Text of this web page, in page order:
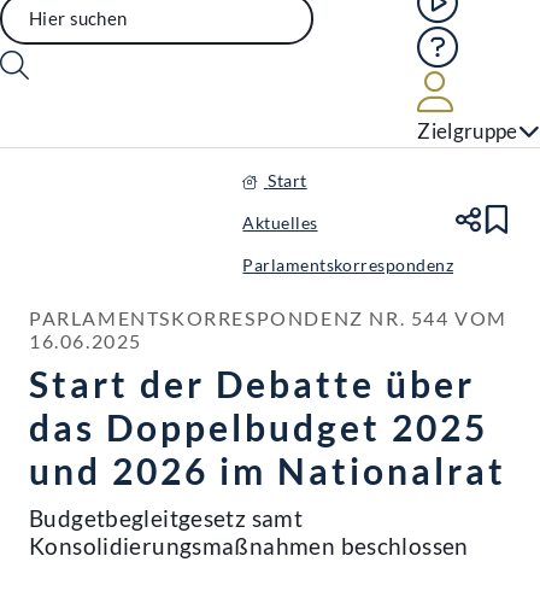
Hilfe
Zielgruppe
Start
Aktuelles
Parlamentskorrespondenz
PARLAMENTSKORRESPONDENZ NR. 544 VOM
16.06.2025
Start der Debatte über
das Doppelbudget 2025
und 2026 im Nationalrat
Budgetbegleitgesetz samt
Konsolidierungsmaßnahmen beschlossen